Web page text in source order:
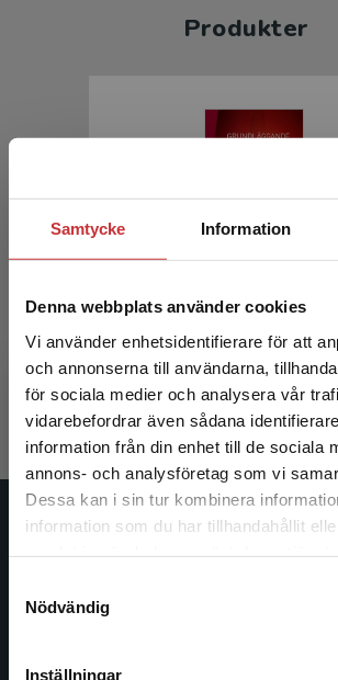
Samtycke Information
Denna webbplats använder cookies
Vi använder enhetsidentifierare för att
och annonserna till användarna,
för sociala medier och analysera vår
vidarebefordrar även sådana
information från din enhet till de sociala
annons- och analysföretag som vi
Dessa kan i sin tur kombinera
information som du har tillhandahållit
Nödvändig
Inställningar
Begränsad
Det verkar som att du besöker
studentlitteratur.se via en enhet
Vi erbjuder inte leveranser utanför
att kunna slutföra ett köp måste
Produkter
Isaksson, Mats
366 krinkl. moms
Exkl. moms: 345 kr
Studentlitteratur
Studentlitteratur grundades 1963 och
ledande utbildningsförlag. Med
informationstjänster i utbudet, finns